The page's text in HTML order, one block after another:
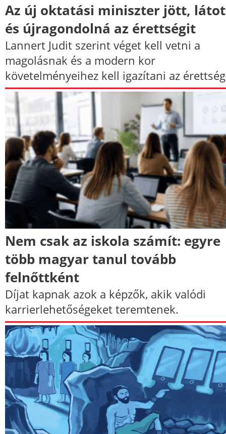
Az új oktatási miniszter jött,
és újragondolná az érettségit
Lannert Judit szerint véget kell vetni a
magolásnak és a modern kor
követelményeihez kell igazítani az
Nem csak az iskola számít: egyre
több magyar tanul tovább
felnőttként
Díjat kapnak azok a képzők, akik valódi
karrierlehetőségeket teremtenek.